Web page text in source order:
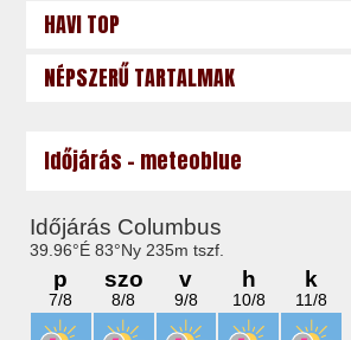
HAVI TOP
NÉPSZERŰ TARTALMAK
Időjárás - meteoblue